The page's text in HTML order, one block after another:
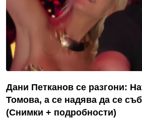
Дани Петканов се разгони:
Томова, а се надява да се
(Снимки + подробности)